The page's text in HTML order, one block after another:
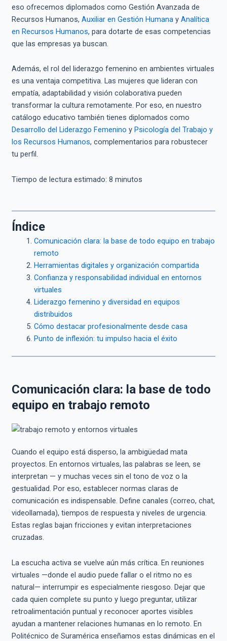
eso ofrecemos diplomados como Gestión Avanzada de
Recursos Humanos, Auxiliar en Gestión Humanay Analítica
en Recursos Humanos, para dotarte de esas competencias
que las empresas ya buscan.
Además, el rol del liderazgo femenino en ambientes virtuales
es una ventaja competitiva. Las mujeres que lideran con
empatía, adaptabilidad y visión colaborativa pueden
transformar la cultura remotamente. Por eso, en nuestro
catálogo educativo también tienes diplomados como
Desarrollo del Liderazgo Femenino y Psicología del Trabajo y
los Recursos Humanos, complementarios para robustecer
tu perfil.
Tiempo de lectura estimado: 8 minutos
Índice
Comunicación clara: la base de todo equipo en trabajo
remoto
Herramientas digitales y organización compartida
Confianza y responsabilidad individual en entornos
virtuales
Liderazgo femenino y diversidad en equipos
distribuidos
Cómo destacar profesionalmente desde casa
Punto de inflexión: tu impulso hacia el éxito
Comunicación clara: la base de todo
equipo en trabajo remoto
Cuando el equipo está disperso, la ambigüedad mata
proyectos. En entornos virtuales, las palabras se leen, se
interpretan — y muchas veces sin el tono de voz o la
gestualidad. Por eso, establecer normas claras de
comunicación es indispensable. Define canales (correo, chat,
videollamada), tiempos de respuesta y niveles de urgencia.
Estas reglas bajan fricciones y evitan interpretaciones
cruzadas.
La escucha activa se vuelve aún más crítica. En reuniones
virtuales —donde el audio puede fallar o el ritmo no es
natural— interrumpir es especialmente riesgoso. Dejar que
cada quien complete su punto y luego preguntar, utilizar
retroalimentación puntual y reconocer aportes visibles
ayudan a mantener relaciones humanas en lo remoto. En
Politécnico de Suramérica enseñamos estas dinámicas en el